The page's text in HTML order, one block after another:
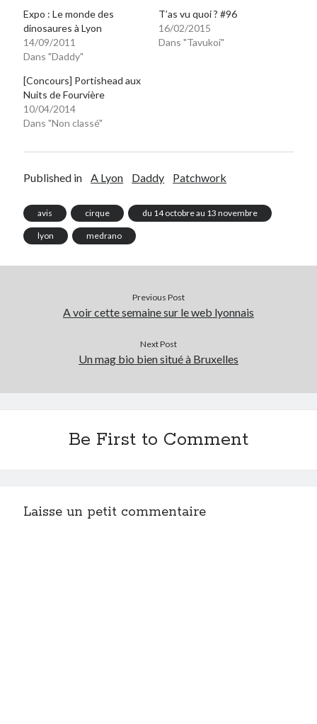
Expo : Le monde des
dinosaures à Lyon
14/09/2011
Dans "Daddy"
T’as vu quoi ? #96
16/02/2015
Dans "Tavukoi"
[Concours] Portishead aux
Nuits de Fourvière
10/04/2014
Dans "Non classé"
Published in A Lyon Daddy Patchwork
avis cirque du 14 octobre au 13 novembre
lyon medrano
Previous Post
A voir cette semaine sur le web lyonnais
Next Post
Un mag bio bien situé à Bruxelles
Be First to Comment
Laisse un petit commentaire